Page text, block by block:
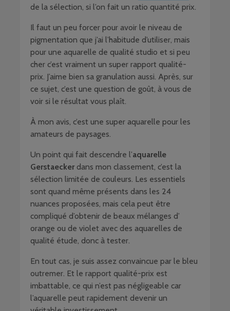
de la sélection, si l’on fait un ratio quantité prix.
Il faut un peu forcer pour avoir le niveau de
pigmentation que j’ai l’habitude d’utiliser, mais
pour une aquarelle de qualité studio et si peu
cher c’est vraiment un super rapport qualité-
prix. J’aime bien sa granulation aussi. Après, sur
ce sujet, c’est une question de goût, à vous de
voir si le résultat vous plaît.
À mon avis, c’est une super aquarelle pour les
amateurs de paysages.
Un point qui fait descendre l’aquarelle
Gerstaeckerdans mon classement, c’est la
sélection limitée de couleurs. Les essentiels
sont quand même présents dans les 24
nuances proposées, mais cela peut être
compliqué d’obtenir de beaux mélanges d’
orange ou de violet avec des aquarelles de
qualité étude, donc à tester.
En tout cas, je suis assez convaincue par le bleu
outremer. Et le rapport qualité-prix est
imbattable, ce qui n’est pas négligeable car
l’aquarelle peut rapidement devenir un